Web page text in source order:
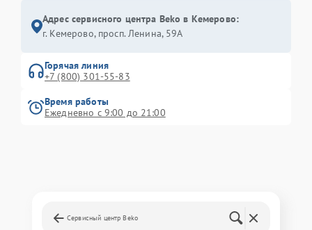
Адрес сервисного центра Beko в Кемерово:
г. Кемерово, просп. Ленина, 59А
Горячая линия
+7 (800) 301-55-83
Время работы
Ежедневно с 9:00 до 21:00
Сервисный центр Beko